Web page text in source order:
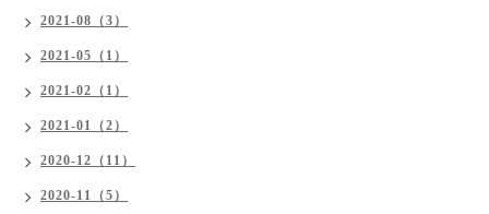
2021-08（3）
2021-05（1）
2021-02（1）
2021-01（2）
2020-12（11）
2020-11（5）